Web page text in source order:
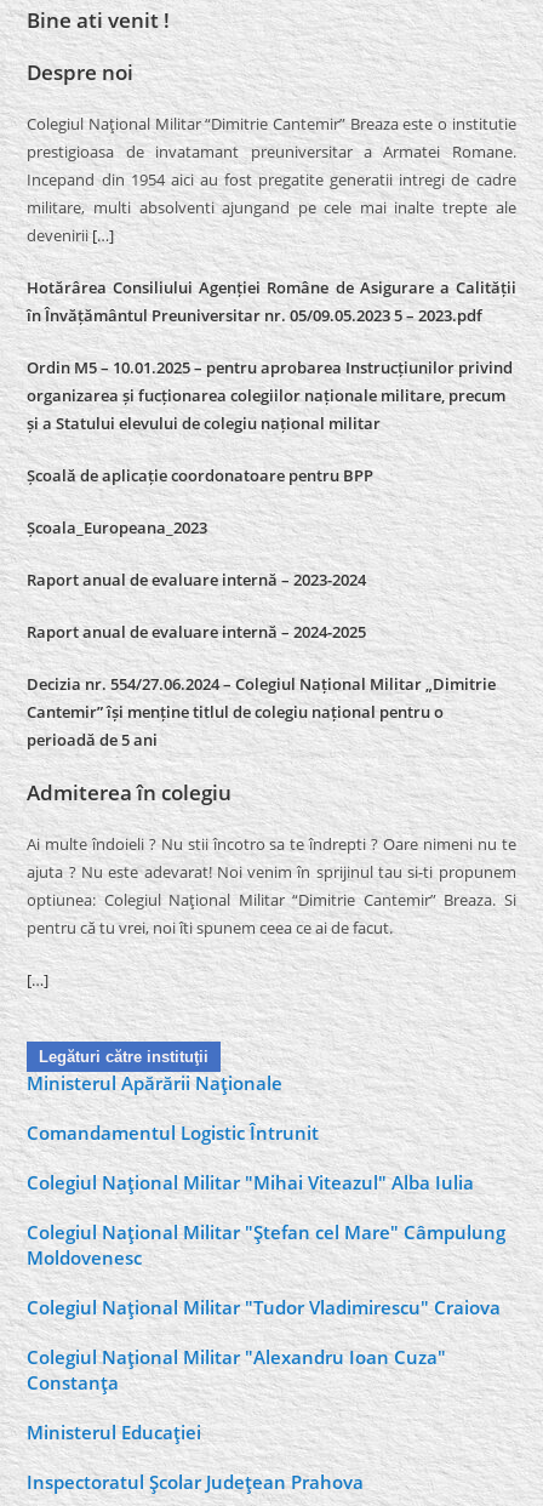
Bine ati venit !
Despre noi
Colegiul Naţional Militar “Dimitrie Cantemir” Breaza este o institutie
prestigioasa de invatamant preuniversitar a Armatei Romane.
Incepand din 1954 aici au fost pregatite generatii intregi de cadre
militare, multi absolventi ajungand pe cele mai inalte trepte ale
devenirii[…]
Hotărârea Consiliului Agenției Române de Asigurare a Calității
în Învățământul Preuniversitar nr. 05/09.05.2023 5 – 2023.pdf
Ordin M5 – 10.01.2025 – pentru aprobarea Instrucțiunilor privind
organizarea și fucționarea colegiilor naționale militare, precum
și a Statului elevului de colegiu național militar
Școală de aplicație coordonatoare pentru BPP
Școala_Europeana_2023
Raport anual de evaluare internă – 2023-2024
Raport anual de evaluare internă –2024-2025
Decizia nr. 554/27.06.2024 – Colegiul Național Militar „Dimitrie
Cantemir” își menține titlul de colegiu național pentru o
perioadă de 5 ani
Admiterea în colegiu
Ai multe îndoieli ? Nu stii încotro sa te îndrepti ? Oare nimeni nu te
ajuta ? Nu este adevarat! Noi venim în sprijinul tau si-ti propunem
optiunea: Colegiul Naţional Militar “Dimitrie Cantemir” Breaza. Si
pentru că tu vrei, noi îti spunem ceea ce ai de facut.
[…]
Legături către instituţii
Ministerul Apărării Naţionale
Comandamentul Logistic Întrunit
Colegiul Naţional Militar "Mihai Viteazul" Alba Iulia
Colegiul Naţional Militar "Ştefan cel Mare" Câmpulung
Moldovenesc
Colegiul Naţional Militar "Tudor Vladimirescu" Craiova
Colegiul Naţional Militar "Alexandru Ioan Cuza"
Constanţa
Ministerul Educaţiei
Inspectoratul Şcolar Judeţean Prahova